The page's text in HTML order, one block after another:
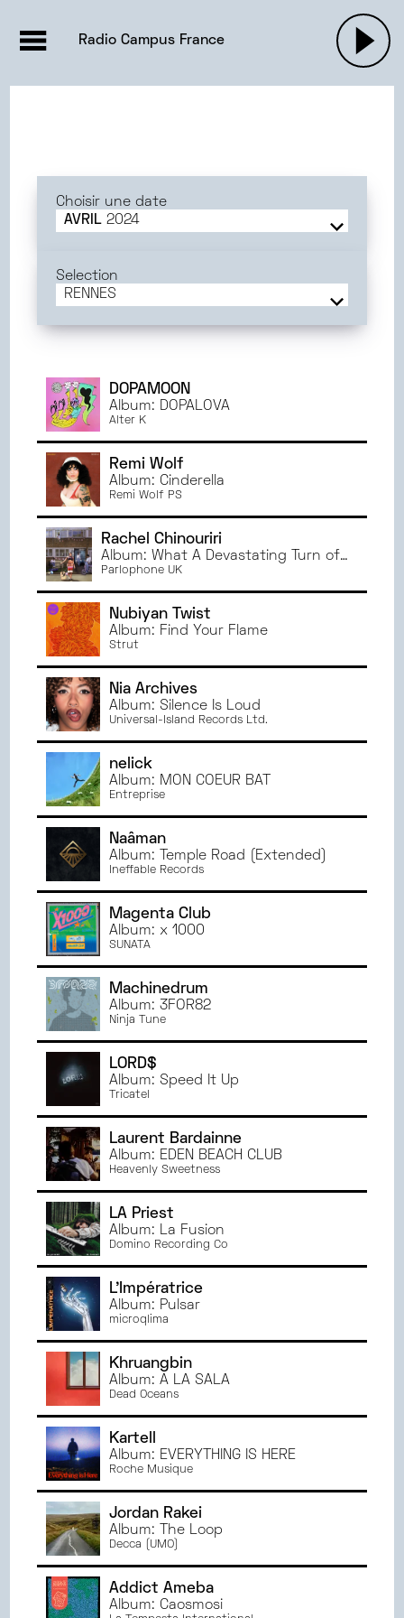
ACTUALITÉS
EMISSIONS |
PODCASTS
Radio Campus France
Choisir une date
AVRIL 2024
MAI
2025
AVRIL2025
DÉCEMBRE2024
NOVEMBRE2024
OCTOBRE
SEPTEMBRE2024
JUIN
2024
MAI2024
AVRIL
MARS 2024
FÉVRIER 2024
JANVIER2024
DÉCEMBRE2023
NOVEMBRE2023
OCTOBRE2023
SEPTEMBRE2023
JUIN2023
AVRIL
2023
MARS
2023
FÉVRIER
JANVIER 2023
JUIN
2022
AVRIL
MARS
2022
Selection
RENNES
DIJON
GRENOBLE
ANGERS
TOULOUSE
RENNES
CAEN
DOPAMOON
Album: DOPALOVA
Alter K
Remi Wolf
Album: Cinderella
Remi Wolf PS
Rachel Chinouriri
Album: What A Devastating Turn of
Events
Parlophone UK
Nubiyan Twist
Album: Find Your Flame
Strut
Nia Archives
Album: Silence Is Loud
Universal-Island Records Ltd.
nelick
Album: MON COEUR BAT
Entreprise
Naâman
Album: Temple Road (Extended)
Ineffable Records
Magenta Club
Album: x 1000
SUNATA
Machinedrum
Album: 3FOR82
Ninja Tune
LORD$
Album: Speed It Up
Tricatel
Laurent Bardainne
Album: EDEN BEACH CLUB
Heavenly Sweetness
LA Priest
Album: La Fusion
Domino Recording Co
L'Impératrice
Album: Pulsar
microqlima
Khruangbin
Album: A LA SALA
Dead Oceans
Kartell
Album: EVERYTHING IS HERE
Roche Musique
Jordan Rakei
Album: The Loop
Decca (UMO)
Addict Ameba
Album: Caosmosi